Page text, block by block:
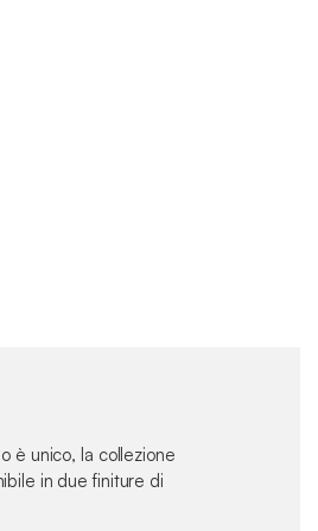
è unico, la collezione
in due finiture di